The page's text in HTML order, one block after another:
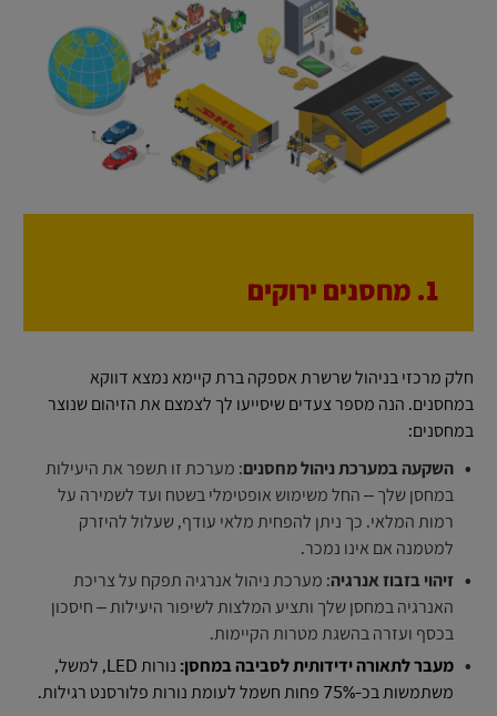
1. מחסנים ירוקים
חלק מרכזי בניהול שרשרת אספקה ברת קיימא נמצא דווקא
במחסנים. הנה מספר צעדים שיסייעו לך לצמצם את הזיהום שנוצר
במחסנים:
השקעה במערכת ניהול מחסנים: מערכת זו תשפר את היעילות
במחסן שלך – החל משימוש אופטימלי בשטח ועד לשמירה על
רמות המלאי. כך ניתן להפחית מלאי עודף, שעלול להיזרק
למטמנה אם אינו נמכר.
זיהוי בזבוז אנרגיה: מערכת ניהול אנרגיה תפקח על צריכת
האנרגיה במחסן שלך ותציע המלצות לשיפור היעילות – חיסכון
בכסף ועזרה בהשגת מטרות הקיימות.
מעבר לתאורה ידידותית לסביבה במחסן:
נורות LED, למשל,
משתמשות בכ-75% פחות חשמל לעומת נורות פלורסנט רגילות.